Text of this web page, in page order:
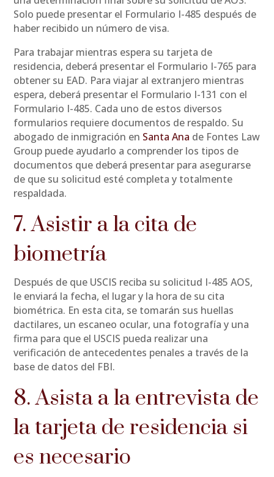
Solo puede presentar el Formulario I-485 después de
haber recibido un número de visa.
Para trabajar mientras espera su tarjeta de
residencia, deberá presentar el Formulario I-765 para
obtener su EAD. Para viajar al extranjero mientras
espera, deberá presentar el Formulario I-131 con el
Formulario I-485. Cada uno de estos diversos
formularios requiere documentos de respaldo. Su
abogado de inmigración en Santa Ana de Fontes Law
Group puede ayudarlo a comprender los tipos de
documentos que deberá presentar para asegurarse
de que su solicitud esté completa y totalmente
respaldada.
7. Asistir a la cita de
biometría
Después de que USCIS reciba su solicitud I-485 AOS,
le enviará la fecha, el lugar y la hora de su cita
biométrica. En esta cita, se tomarán sus huellas
dactilares, un escaneo ocular, una fotografía y una
firma para que el USCIS pueda realizar una
verificación de antecedentes penales a través de la
base de datos del FBI.
8. Asista a la entrevista de
la tarjeta de residencia si
es necesario